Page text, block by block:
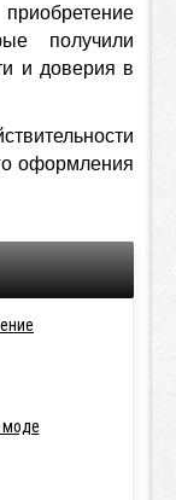
получили
и доверия в
оформления
моде